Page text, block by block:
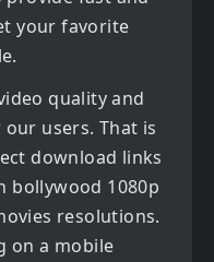
your favorite
quality and
users. That is
download links
bollywood 1080p
resolutions.
on a mobile